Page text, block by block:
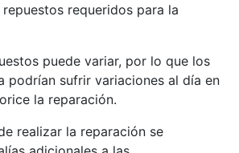
requeridos para la
puede variar, por lo que los
podrían sufrir variaciones al día en
la reparación.
realizar la reparación se